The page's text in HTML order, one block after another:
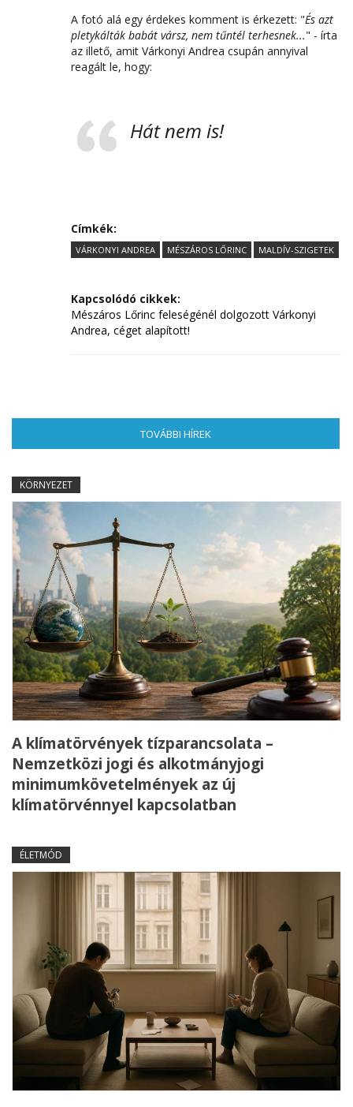
A fotó alá egy érdekes komment is érkezett: "És azt
pletykálták babát vársz, nem tűntél terhesnek..." - írta
az illető, amit Várkonyi Andrea csupán annyival
reagált le, hogy:
Hát nem is!
Címkék:
VÁRKONYI ANDREA MÉSZÁROS LŐRINC MALDÍV-SZIGETEK
Kapcsolódó cikkek:
Mészáros Lőrinc feleségénél dolgozott Várkonyi
Andrea, céget alapított!
TOVÁBBI HÍREK
KÖRNYEZET
A klímatörvények tízparancsolata –
Nemzetközi jogi és alkotmányjogi
minimumkövetelmények az új
klímatörvénnyel kapcsolatban
ÉLETMÓD